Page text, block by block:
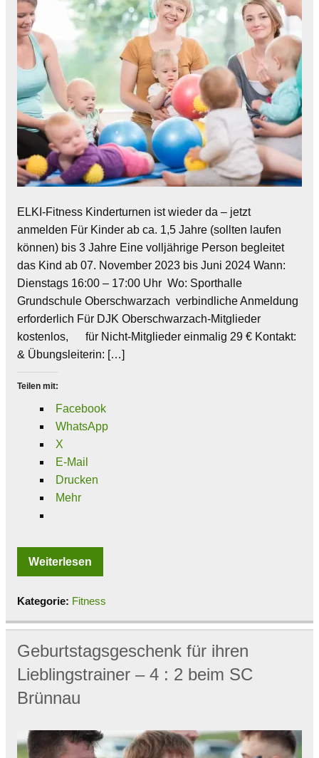
ELKI-Fitness Kinderturnen ist wieder da – jetzt
anmelden Für Kinder ab ca. 1,5 Jahre (sollten laufen
können) bis 3 Jahre Eine volljährige Person begleitet
das Kind ab 07. November 2023 bis Juni 2024 Wann:
Dienstags 16:00 – 17:00 Uhr Wo: Sporthalle
Grundschule Oberschwarzach verbindliche Anmeldung
erforderlich Für DJK Oberschwarzach-Mitglieder
kostenlos, für Nicht-Mitglieder einmalig 29 € Kontakt:
& Übungsleiterin: […]
Teilen mit:
Facebook
WhatsApp
X
E-Mail
Drucken
Mehr
Weiterlesen
Kategorie: Fitness
Geburtstagsgeschenk für ihren
Lieblingstrainer – 4 : 2 beim SC
Brünnau